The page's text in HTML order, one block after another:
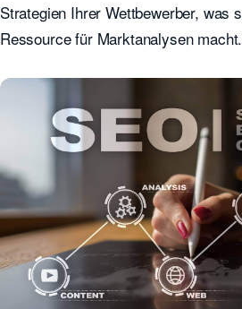
Strategien Ihrer Wettbewerber, was
Ressource für Marktanalysen macht.